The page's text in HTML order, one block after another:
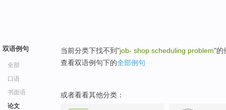
双语例句
全部
口语
书面语
论文
当前分类下找不到"job- shop scheduling problem"的
查看双语例句下的全部例句
或者看看其他分类：